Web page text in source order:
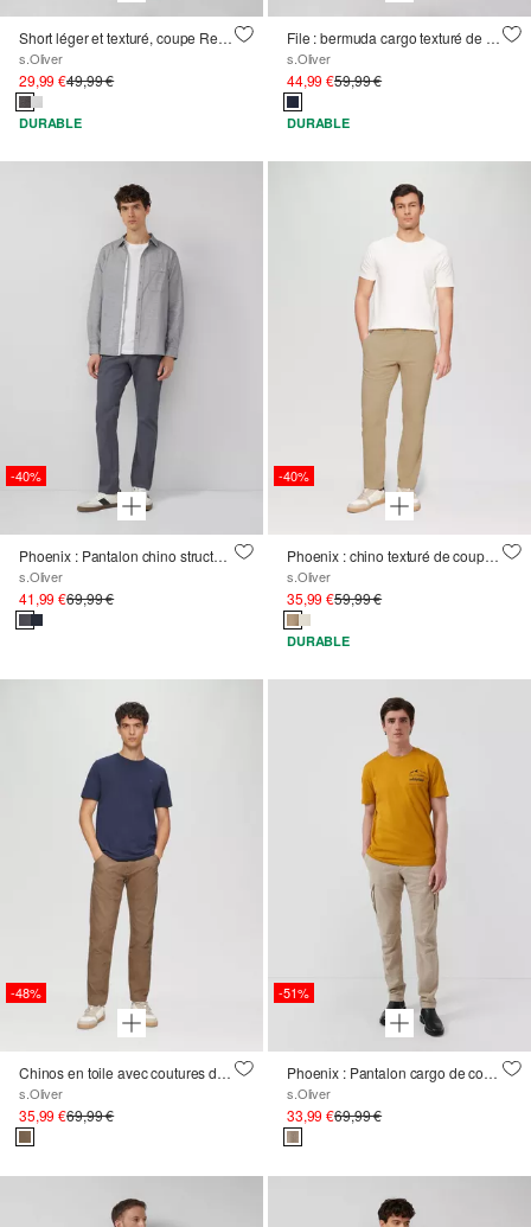
Short léger et texturé, coupe Relaxed Fit
s.Oliver
29,99 €49,99 €
DURABLE
File : bermuda cargo texturé de coupe Relaxed Fit
s.Oliver
44,99 €59,99 €
DURABLE
-40%
Phoenix : Pantalon chino structuré en coton stretch
s.Oliver
41,99 €69,99 €
-40%
Phoenix : chino texturé de coupe Regular Fit
s.Oliver
35,99 €59,99 €
DURABLE
-48%
Chinos en toile avec coutures détaillées
s.Oliver
35,99 €69,99 €
-51%
Phoenix : Pantalon cargo de coupe régulière en flanelle de coton
s.Oliver
33,99 €69,99 €